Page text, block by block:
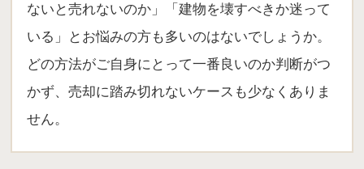
ないと売れないのか」「建物を壊すべきか迷って
いる」とお悩みの方も多いのはないでしょうか。
どの方法がご自身にとって一番良いのか判断がつ
かず、売却に踏み切れないケースも少なくありま
せん。